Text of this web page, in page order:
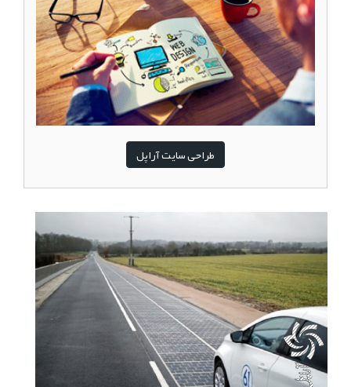
طراحی سایت آراپل